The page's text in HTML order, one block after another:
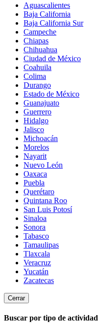
Aguascalientes
Baja California
Baja California Sur
Campeche
Chiapas
Chihuahua
Ciudad de México
Coahuila
Colima
Durango
Estado de México
Guanajuato
Guerrero
Hidalgo
Jalisco
Michoacán
Morelos
Nayarit
Nuevo León
Oaxaca
Puebla
Querétaro
Quintana Roo
San Luis Potosí
Sinaloa
Sonora
Tabasco
Tamaulipas
Tlaxcala
Veracruz
Yucatán
Zacatecas
Cerrar
Buscar por tipo de actividad